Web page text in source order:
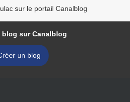
sur le portail Canalblog
blog sur Canalblog
un blog